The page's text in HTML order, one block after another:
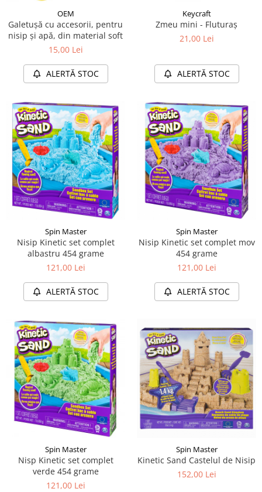
OEM
Galetușă cu accesorii, pentru
nisip și apă, din material soft
15,00 Lei
ALERTĂ STOC
Keycraft
Zmeu mini - Fluturaș
21,00 Lei
ALERTĂ STOC
Spin Master
Nisip Kinetic set complet
albastru 454 grame
121,00 Lei
ALERTĂ STOC
Spin Master
Nisip Kinetic set complet mov
454 grame
121,00 Lei
ALERTĂ STOC
Spin Master
Nisp Kinetic set complet
verde 454 grame
121,00 Lei
Spin Master
Kinetic Sand Castelul de Nisip
152,00 Lei